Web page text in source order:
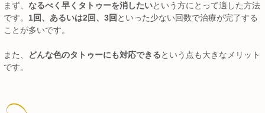
まず、 なるべく早くタトゥーを消したいという方にとって適した方法
です。 1回、あるいは2回、3回 といった少ない回数で治療が完了する
ことが多いです。
また、 どんな色のタトゥーにも対応できるという点も大きなメリット
です。